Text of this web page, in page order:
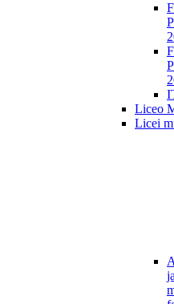
Liceo
Licei